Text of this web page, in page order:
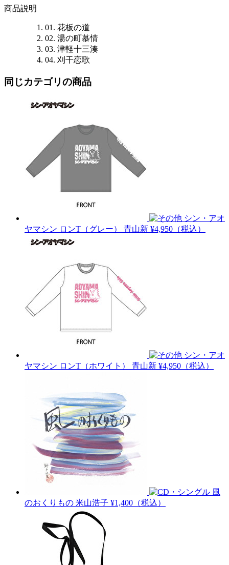
商品説明
01. 花板の道
02. 湯の町慕情
03. 津軽十三湊
04. 刈干恋歌
同じカテゴリの商品
シン・アオ
ヤマシン ロンT（グレー） 青山新 ¥4,950（税込）
シン・アオ
ヤマシン ロンT（ホワイト） 青山新 ¥4,950（税込）
風
のおくりもの 米山浩子 ¥1,400（税込）